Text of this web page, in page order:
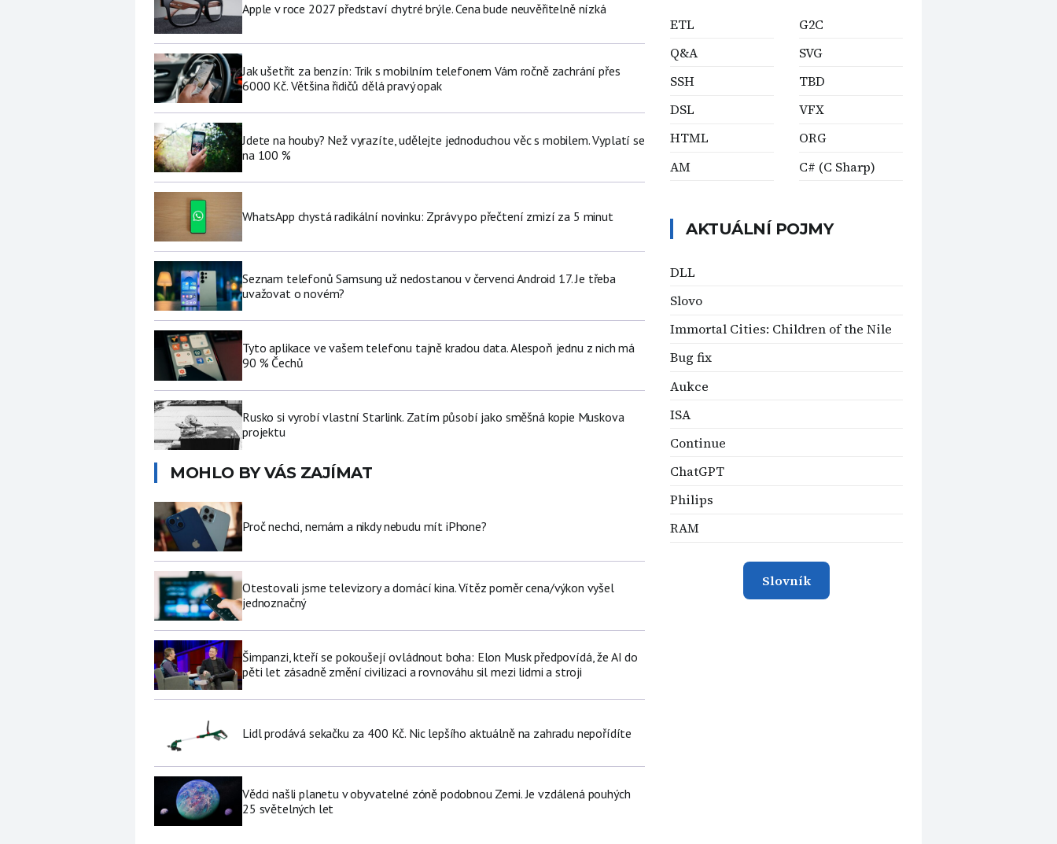
Apple v roce 2027 představí chytré brýle. Cena bude neuvěřitelně nízká
Jak ušetřit za benzín: Trik s mobilním telefonem Vám ročně zachrání přes
6000 Kč. Většina řidičů dělá pravý opak
Jdete na houby? Než vyrazíte, udělejte jednoduchou věc s mobilem. Vyplatí se
na 100 %
WhatsApp chystá radikální novinku: Zprávy po přečtení zmizí za 5 minut
Seznam telefonů Samsung už nedostanou v červenci Android 17. Je třeba
uvažovat o novém?
Tyto aplikace ve vašem telefonu tajně kradou data. Alespoň jednu z nich má
90 % Čechů
Rusko si vyrobí vlastní Starlink. Zatím působí jako směšná kopie Muskova
projektu
MOHLO BY VÁS ZAJÍMAT
Proč nechci, nemám a nikdy nebudu mít iPhone?
Otestovali jsme televizory a domácí kina. Vítěz poměr cena/výkon vyšel
jednoznačný
Šimpanzi, kteří se pokoušejí ovládnout boha: Elon Musk předpovídá, že AI do
pěti let zásadně změní civilizaci a rovnováhu sil mezi lidmi a stroji
Lidl prodává sekačku za 400 Kč. Nic lepšího aktuálně na zahradu nepořídíte
Vědci našli planetu v obyvatelné zóně podobnou Zemi. Je vzdálená pouhých
25 světelných let
ETL
Q&A
SSH
DSL
HTML
AM
G2C
SVG
TBD
VFX
ORG
C# (C Sharp)
AKTUÁLNÍ POJMY
DLL
Slovo
Immortal Cities: Children of the Nile
Bug fix
Aukce
ISA
Continue
ChatGPT
Philips
RAM
Slovník